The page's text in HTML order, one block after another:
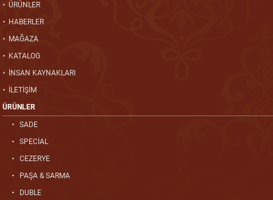
ÜRÜNLER
HABERLER
MAĞAZA
KATALOG
İNSAN KAYNAKLARI
İLETİŞİM
ÜRÜNLER
SADE
SPECİAL
CEZERYE
PAŞA & SARMA
DUBLE